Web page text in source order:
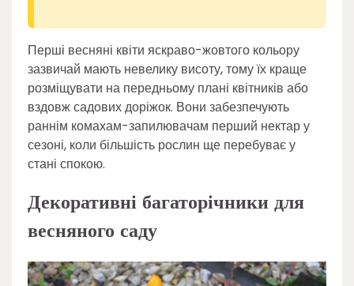
Перші весняні квіти яскраво-жовтого кольору
зазвичай мають невелику висоту, тому їх краще
розміщувати на передньому плані квітників або
вздовж садових доріжок. Вони забезпечують
раннім комахам-запилювачам перший нектар у
сезоні, коли більшість рослин ще перебуває у
стані спокою.
Декоративні багаторічники для
весняного саду